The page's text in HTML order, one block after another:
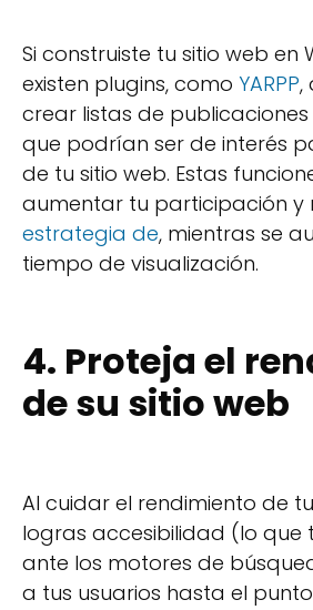
Si construiste tu sitio web en
existen plugins, como YARPP,
crear listas de
que podrían ser de interés
de tu sitio web. Estas
aumentar tu participación y
estrategia de, mientras se
tiempo de visualización.
4. Proteja el
de su sitio web
Al cuidar el rendimiento de
logras accesibilidad (lo que
ante los motores de
a tus usuarios hasta el